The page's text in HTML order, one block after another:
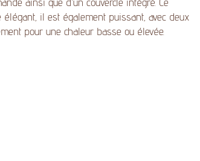
il est également puissant, avec deux
pour une chaleur basse ou élevée.